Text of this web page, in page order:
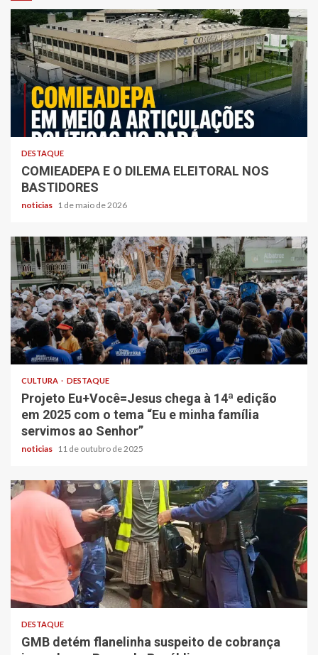
DESTAQUE
COMIEADEPA E O DILEMA ELEITORAL NOS
BASTIDORES
noticias 1 de maio de 2026
CULTURA DESTAQUE
Projeto Eu+Você=Jesus chega à 14ª edição
em 2025 com o tema “Eu e minha família
servimos ao Senhor”
noticias 11 de outubro de 2025
DESTAQUE
GMB detém flanelinha suspeito de cobrança